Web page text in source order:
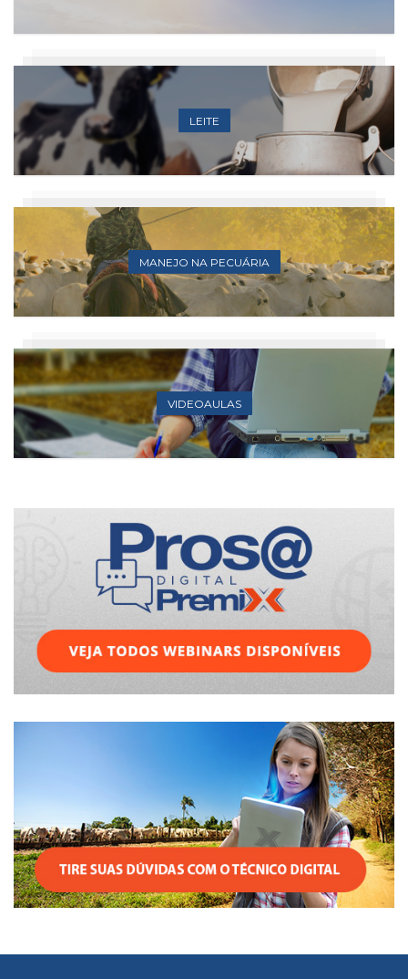
LEITE
MANEJO NA PECUÁRIA
VIDEOAULAS